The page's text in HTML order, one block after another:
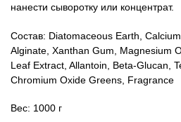
нанести сыворотку или концентрат.
Состав: Diatomaceous Earth,
Alginate, Xanthan Gum, Magnesium
Leaf Extract, Allantoin, Beta-Glucan,
Chromium Oxide Greens, Fragrance
Вес: 1000 г